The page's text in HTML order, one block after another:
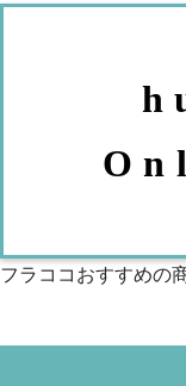
フラココおすすめの